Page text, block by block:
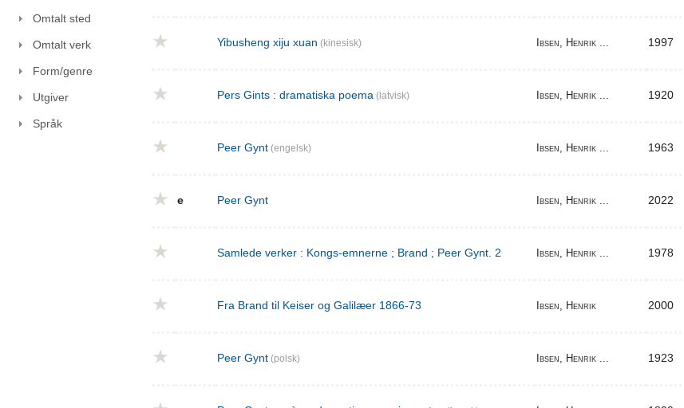
Omtalt sted
Omtalt verk
Form/genre
Utgiver
Språk
Yibusheng xiju xuan (kinesisk) Ibsen, Henrik ... 1997
Pers Gints : dramatiska poema (latvisk) Ibsen, Henrik ... 1920
Peer Gynt (engelsk) Ibsen, Henrik ... 1963
e Peer Gynt Ibsen, Henrik ... 2022
Samlede verker : Kongs-emnerne ; Brand ; Peer Gynt. 2 Ibsen, Henrik ... 1978
Fra Brand til Keiser og Galilæer 1866-73 Ibsen, Henrik 2000
Peer Gynt (polsk) Ibsen, Henrik ... 1923